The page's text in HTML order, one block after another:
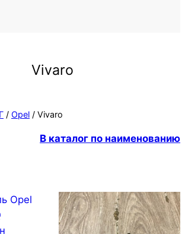
Vivaro
/ Opel / Vivaro
В каталог по наименованию